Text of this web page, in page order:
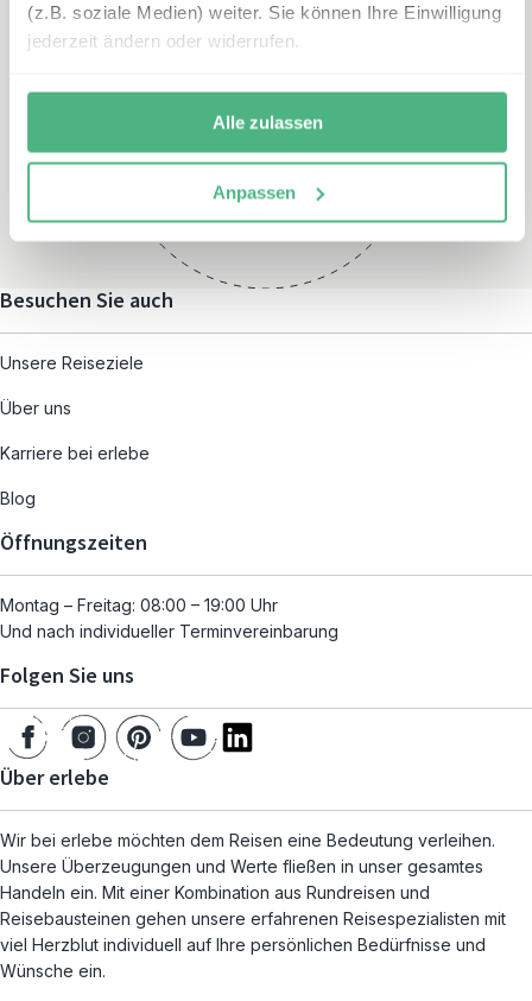
(z.B. soziale Medien) weiter. Sie können Ihre Einwilligung
jederzeit ändern oder widerrufen.
Alle zulassen
Anpassen
Montag – Freitag:
und nach individueller
Terminvereinbarung
Besuchen Sie auch
Unsere Reiseziele
Über uns
Karriere bei erlebe
Blog
Öffnungszeiten
Montag – Freitag: 08:00 – 19:00 Uhr
Und nach individueller Terminvereinbarung
Folgen Sie uns
Über erlebe
Wir bei erlebe möchten dem Reisen eine Bedeutung verleihen.
Unsere Überzeugungen und Werte fließen in unser gesamtes
Handeln ein. Mit einer Kombination aus Rundreisen und
Reisebausteinen gehen unsere erfahrenen Reisespezialisten mit
viel Herzblut individuell auf Ihre persönlichen Bedürfnisse und
Wünsche ein.